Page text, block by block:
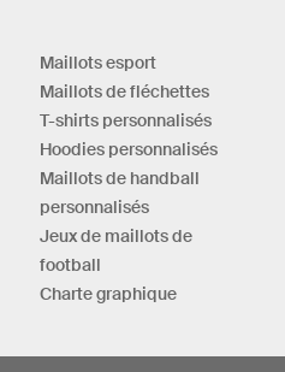
Maillots esport
Maillots de fléchettes
T-shirts personnalisés
Hoodies personnalisés
Maillots de handball
personnalisés
Jeux de maillots de
football
Charte graphique